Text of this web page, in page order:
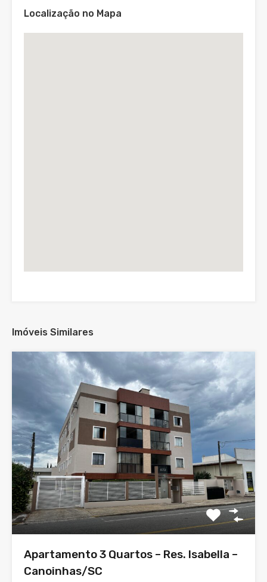
Localização no Mapa
Imóveis Similares
Apartamento 3 Quartos – Res. Isabella –
Canoinhas/SC